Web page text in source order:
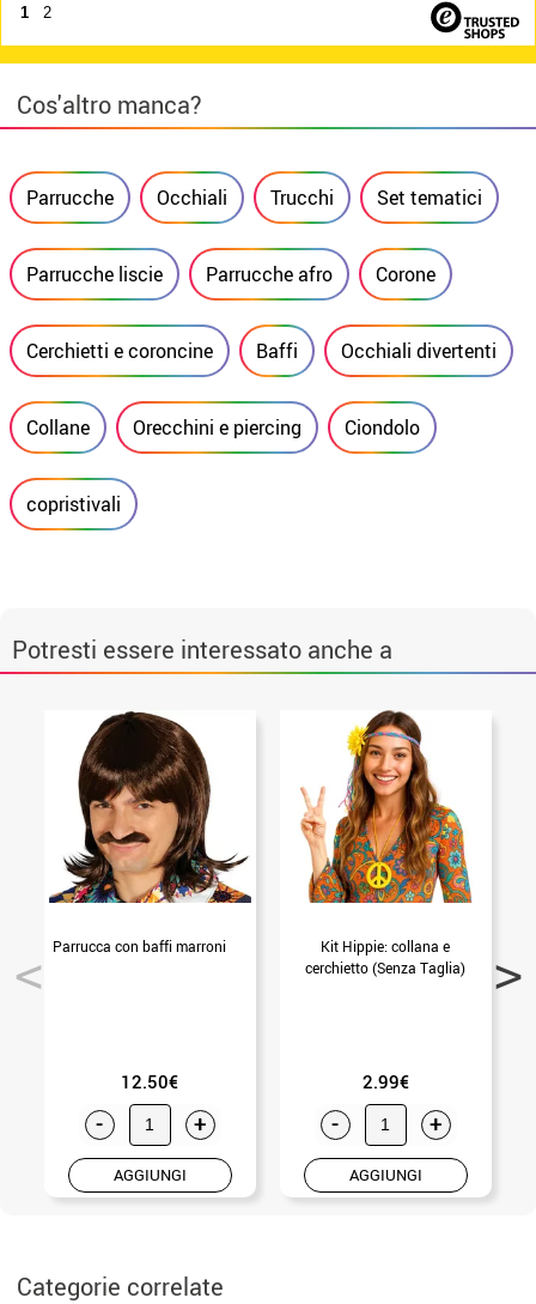
1 2
Cos'altro manca?
Parrucche Occhiali Trucchi Set tematici
Parrucche liscie Parrucche afro Corone
Cerchietti e coroncine Baffi Occhiali divertenti
Collane Orecchini e piercing Ciondolo
copristivali
Potresti essere interessato anche a
Parrucca con baffi marroni
12.50€
- +
AGGIUNGI
Kit Hippie: collana e
cerchietto (Senza Taglia)
2.99€
- +
AGGIUNGI
Categorie correlate